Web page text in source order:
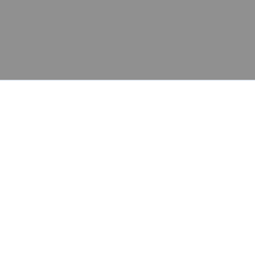
dich auf der Reise